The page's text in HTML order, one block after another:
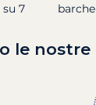
7
le nostre